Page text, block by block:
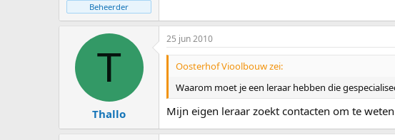
Beheerder
T
Thallo
25 jun 2010
Oosterhof Vioolbouw zei:
Waarom moet je een leraar hebben die
Mijn eigen leraar zoekt contacten om te